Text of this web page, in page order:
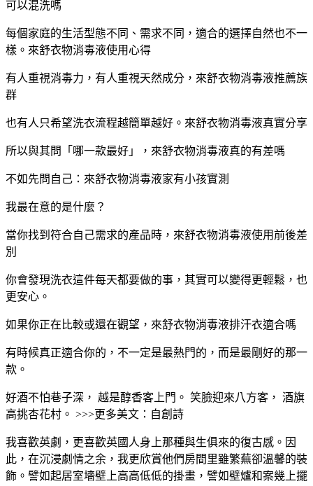
可以混洗嗎
每個家庭的生活型態不同、需求不同，適合的選擇自然也不一
樣。來舒衣物消毒液使用心得
有人重視消毒力，有人重視天然成分，來舒衣物消毒液推薦族
群
也有人只希望洗衣流程越簡單越好。來舒衣物消毒液真實分享
所以與其問「哪一款最好」，來舒衣物消毒液真的有差嗎
不如先問自己：來舒衣物消毒液家有小孩實測
我最在意的是什麼？
當你找到符合自己需求的產品時，來舒衣物消毒液使用前後差
別
你會發現洗衣這件每天都要做的事，其實可以變得更輕鬆，也
更安心。
如果你正在比較或還在觀望，來舒衣物消毒液排汗衣適合嗎
有時候真正適合你的，不一定是最熱門的，而是最剛好的那一
款。
好酒不怕巷子深， 越是醇香客上門。 笑臉迎來八方客， 酒旗
高挑杏花村。 >>>更多美文：自創詩
我喜歡英劇，更喜歡英國人身上那種與生俱來的復古感。因
此，在沉浸劇情之余，我更欣賞他們房間里雖繁蕪卻溫馨的裝
飾。譬如起居室墻壁上高高低低的掛畫，譬如壁爐和案幾上擺